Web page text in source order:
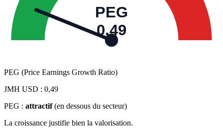
PEG
0,49
PEG (Price Earnings Growth Ratio)
JMH USD : 0,49
PEG : attractif (en dessous du secteur)
La croissance justifie bien la valorisation.